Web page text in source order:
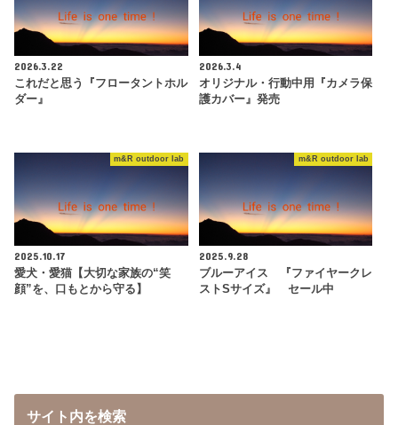
2026.3.22
これだと思う『フロータントホル
ダー』
2026.3.4
オリジナル・行動中用『カメラ保
護カバー』発売
m&R outdoor lab
2025.10.17
愛犬・愛猫【大切な家族の“笑
顔”を、口もとから守る】
m&R outdoor lab
2025.9.28
ブルーアイス 『ファイヤークレ
ストSサイズ』 セール中
サイト内を検索